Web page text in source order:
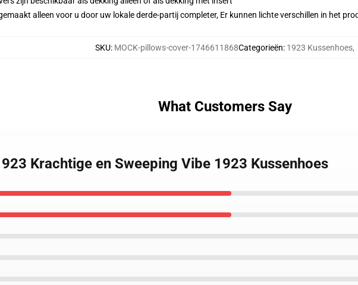
alleen voor u door uw lokale derde-partij completer, Er kunnen lichte verschillen in het
SKU: MOCK-pillows-cover-1746611868Categorieën: 1923 Kussenhoes,
What Customers Say
Krachtige en Sweeping Vibe 1923 Kussenhoes